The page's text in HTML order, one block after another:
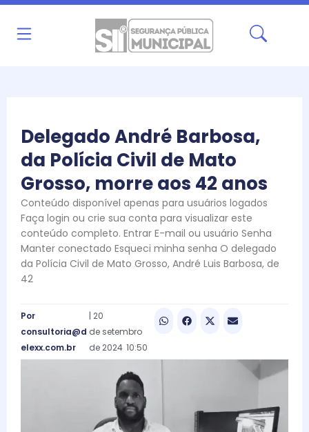
Ir
Delegado André Barbosa,
da Polícia Civil de Mato
Grosso, morre aos 42 anos
Conteúdo disponível apenas para usuários logados
Faça login ou crie sua conta para visualizar este
conteúdo completo. Entrar E-mail ou usuário Senha
Manter conectado Esqueci minha senha O delegado
da Polícia Civil de Mato Grosso, André Luis Barbosa, de
42
Por
consultoria@d
elexx.com.br
| 20
de setembro
de 2024 10:50